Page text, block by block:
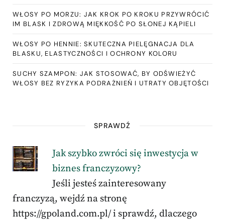
WŁOSY PO MORZU: JAK KROK PO KROKU PRZYWRÓCIĆ
IM BLASK I ZDROWĄ MIĘKKOŚĆ PO SŁONEJ KĄPIELI
WŁOSY PO HENNIE: SKUTECZNA PIELĘGNACJA DLA
BLASKU, ELASTYCZNOŚCI I OCHRONY KOLORU
SUCHY SZAMPON: JAK STOSOWAĆ, BY ODŚWIEŻYĆ
WŁOSY BEZ RYZYKA PODRAŻNIEŃ I UTRATY OBJĘTOŚCI
SPRAWDŹ
Jak szybko zwróci się inwestycja w
biznes franczyzowy?
Jeśli jesteś zainteresowany
franczyzą, wejdź na stronę
https://gpoland.com.pl/ i sprawdź, dlaczego